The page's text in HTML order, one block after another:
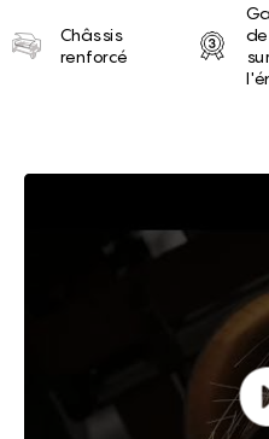
Châssis
renforcé
Brief of